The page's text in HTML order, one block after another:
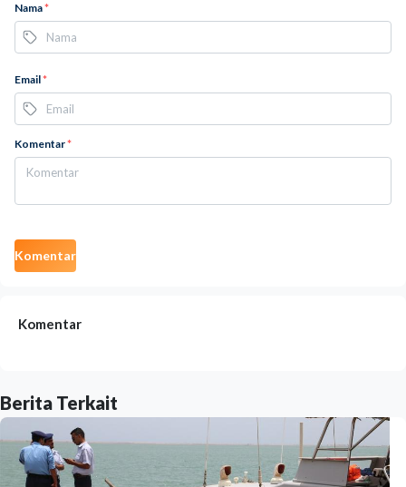
Nama*
Email*
Komentar*
Komentar
Komentar
Berita Terkait